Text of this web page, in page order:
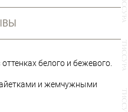
белого и бежевого.
и жемчужными